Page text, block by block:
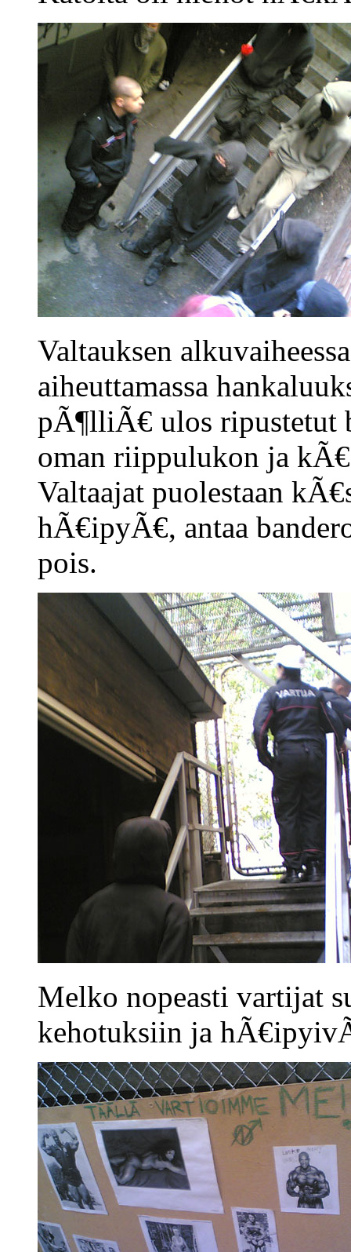
Valtauksen
aiheuttamassa
pÃ¶lliÃ€ ulos ripustetut
oman riippulukon ja
Valtaajat puolestaan
hÃ€ipyÃ€, antaa
pois.
Melko nopeasti vartijat
kehotuksiin ja